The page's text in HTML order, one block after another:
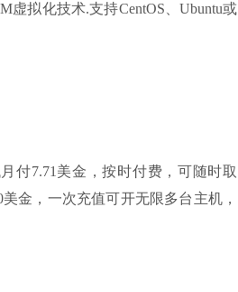
虚拟化技术.支持CentOS、Ubuntu或
付7.71美金，按时付费，可随时取
金，一次充值可开无限多台主机，